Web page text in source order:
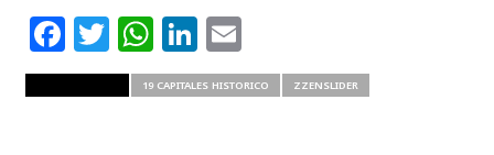
Facebook
Twitter
WhatsApp
LinkedIn
Email
19 CAPITALES HISTORICO ZZENSLIDER